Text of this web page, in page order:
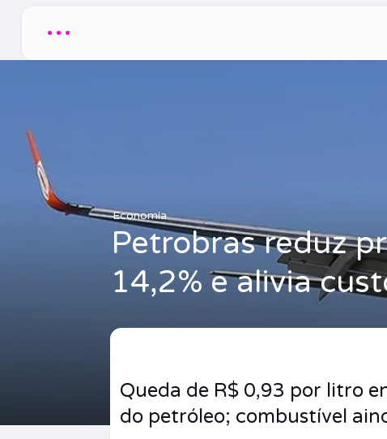
...
Economia
Petrobras reduz
14,2% e alivia
Queda de R$ 0,93 por litro
do petróleo; combustível